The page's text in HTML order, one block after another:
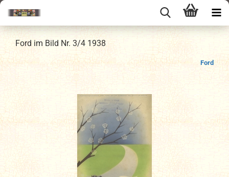
Ford im Bild Nr. 3/4 1938
Ford